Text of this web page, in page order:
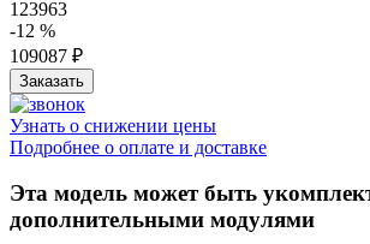
123963
-12 %
109087 ₽
Узнать о снижении цены
Подробнее о оплате и доставке
Эта модель может быть
дополнительными модулями